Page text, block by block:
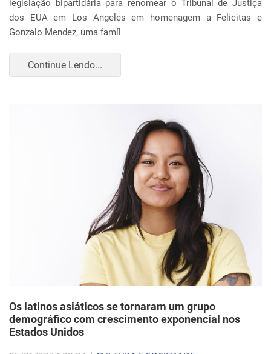
legislação bipartidária para renomear o Tribunal de Justiça
dos EUA em Los Angeles em homenagem a Felicitas e
Gonzalo Mendez, uma famíl
Continue Lendo...
Os latinos asiáticos se tornaram um grupo
demográfico com crescimento exponencial nos
Estados Unidos